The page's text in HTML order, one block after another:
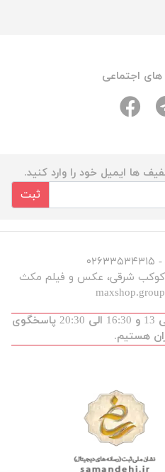
اجتماعی
ها ایمیل خود را وارد کنید.
ثبت
شنبه تا پنجشنبه از ساعت 9 الی 13 و 16:30 الی 20:30 پاسخگوی
هستیم.